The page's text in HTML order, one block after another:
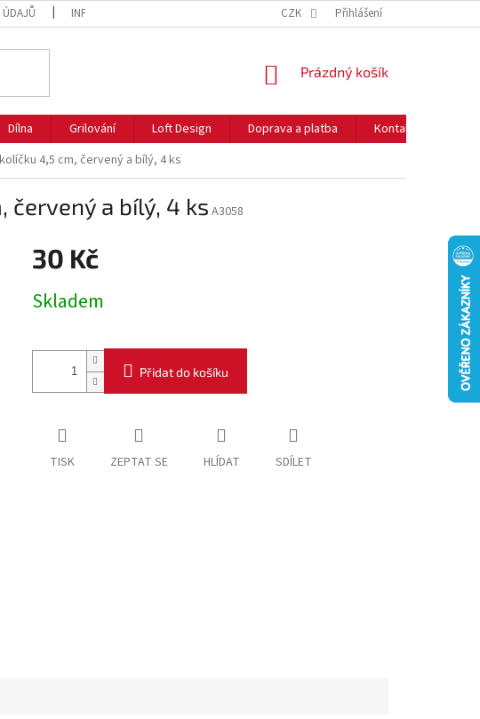
INFORMACE O COOKIES NEJČASTĚJŠÍ OTÁZKY
CZK Přihlášení
NÁKUPNÍ
Prázdný košík
Dílna Grilování Loft Design Doprava a platba Kontakty
4,5 cm, červený a bílý, 4 ks
červený a bílý, 4 ksA3058
30 Kč
cena:
Skladem
Přidat do košíku
TISK ZEPTAT SE HLÍDAT SDÍLET